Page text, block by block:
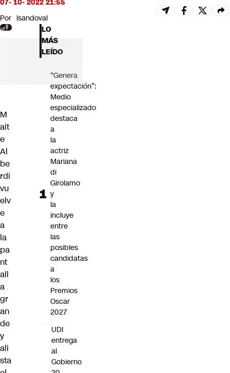
07- 10- 2022 21:55
Por lsandoval
M
ait
e
Al
be
rdi
vu
elv
e
a
la
pa
nt
all
a
gr
an
de
y
ali
sta
LO
MÁS
LEÍDO
“Genera
expectación”:
Medio
especializado
destaca
a
la
actriz
Mariana
di
Girolamo
y
la
incluye
entre
las
posibles
candidatas
a
los
Premios
Oscar
2027
UDI
entrega
al
Gobierno